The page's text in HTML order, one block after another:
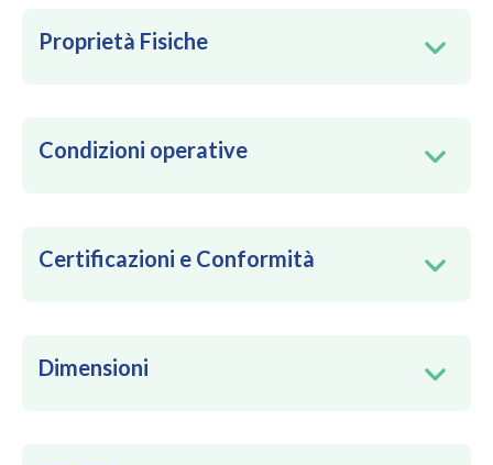
Proprietà Fisiche
Condizioni operative
Certificazioni e Conformità
Dimensioni